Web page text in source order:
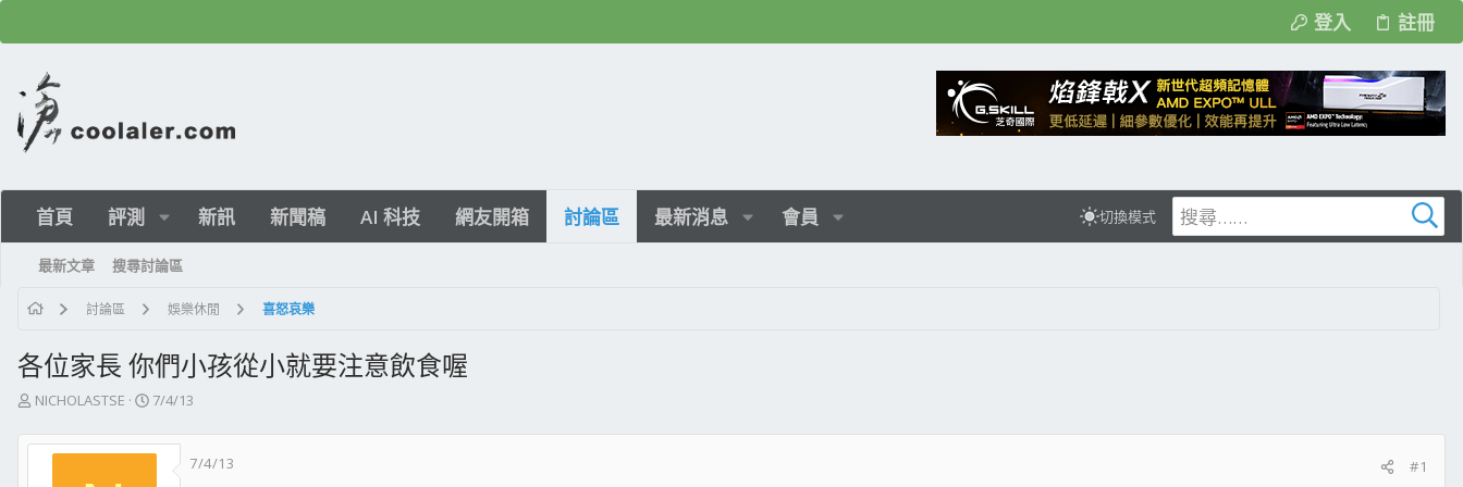
登入 註冊
首頁 評測 新訊 新聞稿 AI 科技 網友開箱 討論區 最新消息 會員 切換模式
最新文章 搜尋討論區
討論區 娛樂休閒 喜怒哀樂
各位家長 你們小孩從小就要注意飲食喔
主
發
NICHOLASTSE
開
日
7/4/13
7/4/13 #1